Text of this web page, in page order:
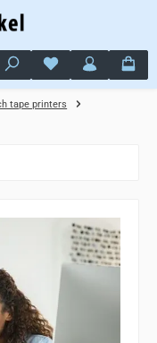
Je hebt 0 items op
tape printers